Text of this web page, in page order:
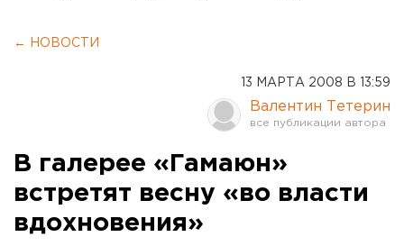
← НОВОСТИ
13 МАРТА 2008 В 13:59
Валентин Тетерин
В галерее «Гамаюн»
встретят весну «во власти
вдохновения»